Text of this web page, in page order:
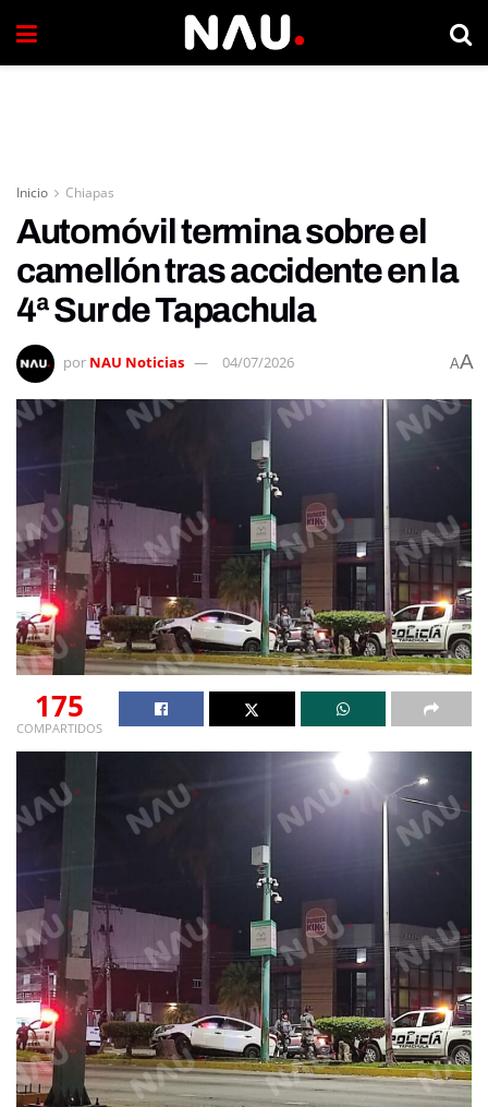
Inicio Chiapas
Automóvil termina sobre el
camellón tras accidente en la
4ª Sur de Tapachula
por NAU Noticias 04/07/2026 AA
175
COMPARTIDOS